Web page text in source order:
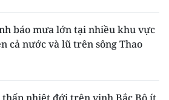
báo mưa lớn tại nhiều khu vực
cả nước và lũ trên sông Thao
thấp nhiệt đới trên vịnh Bắc Bộ ít